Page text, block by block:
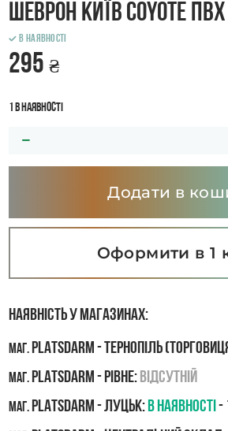
Шеврон Київ Coyote ПВХ
В наявності
295 ₴
1 в наявності
Додати в
Оформити в 1
Наявність у магазинах:
маг.PLATSDARM - Тернопіль
маг.PLATSDARM - Рівне:Відсутній
маг.PLATSDARM - Луцьк:В наявності-